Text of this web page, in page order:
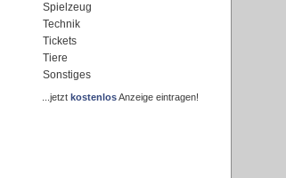
Spielzeug
Technik
Tickets
Tiere
Sonstiges
...jetzt kostenlosAnzeige eintragen!